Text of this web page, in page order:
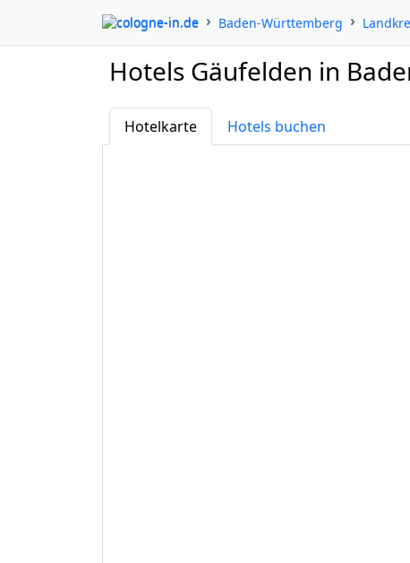
cologne-in.de Baden-Württemberg
Hotels Gäufelden in
Hotelkarte Hotels buchen